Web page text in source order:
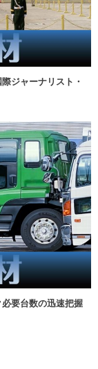
ジャーナリスト・
要台数の迅速把握